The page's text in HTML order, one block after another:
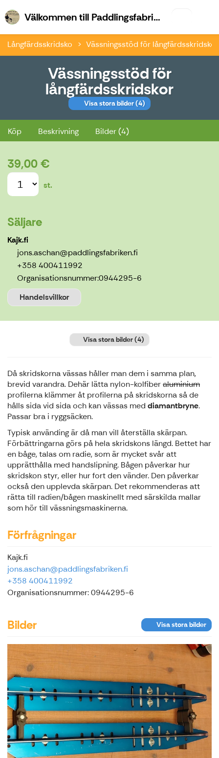
Välkommen till Paddlingsfabriken & Kajk.fi
Långfärdsskridsko Vässningsstöd för långfärdsskridskor
Vässningsstöd för
långfärdsskridskor
Visa stora bilder(4)
Vässningsstöd för långfärdsskridskor
Köp Beskrivning Bilder (4)
39,00 €
st.
Säljare
Kajk.fi
jons.aschan@paddlingsfabriken.fi
+358 400411992
Organisationsnummer:0944295-6
Handelsvillkor
Visa stora bilder(4)
Då skridskorna vässas håller man dem i samma plan,
brevid varandra. Dehär lätta nylon-kolfiberaluminium
profilerna klämmer åt profilerna på skridskorna så de
hålls sida vid sida och kan vässas med diamantbryne.
Passar bra i ryggsäcken.
Typisk använding är då man vill återställa skärpan.
Förbättringarna görs på hela skridskons längd. Bettet har
en båge, talas om radie, som är mycket svår att
upprätthålla med handslipning. Bågen påverkar hur
skridskon styr, eller hur fort den vänder. Den påverkar
också den upplevda skärpan. Det rekommenderas att
rätta till radien/bågen maskinellt med särskilda mallar
som hör till vässningsmaskinerna.
Förfrågningar
Kajk.fi
jons.aschan@paddlingsfabriken.fi
+358 400411992
Organisationsnummer: 0944295-6
Bilder Visa stora bilder